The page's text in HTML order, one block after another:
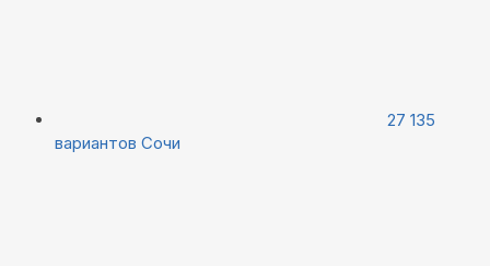
27 135
вариантов Сочи